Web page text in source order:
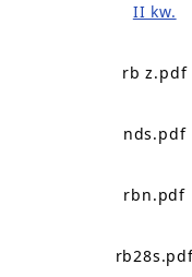
II kw.
rb z.pdf
nds.pdf
rbn.pdf